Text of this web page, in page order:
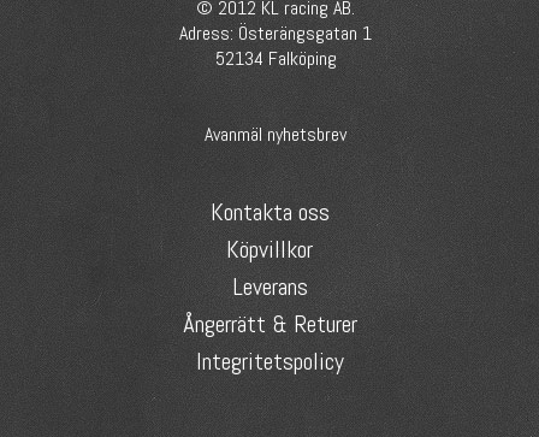
© 2012 KL racing AB.
Adress: Österängsgatan 1
52134 Falköping
Avanmäl nyhetsbrev
Kontakta oss
Köpvillkor
Leverans
Ångerrätt & Returer
Integritetspolicy